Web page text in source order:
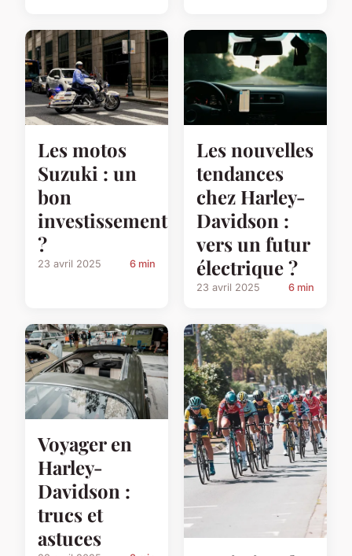
Les motos
Suzuki : un
bon
investissement
?
23 avril 2025 6 min
Les nouvelles
tendances
chez Harley-
Davidson :
vers un futur
électrique ?
23 avril 2025 6 min
Voyager en
Harley-
Davidson :
trucs et
astuces